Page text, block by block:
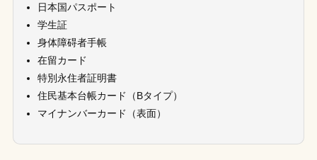
日本国パスポート
学生証
身体障碍者手帳
在留カード
特別永住者証明書
住民基本台帳カード（Bタイプ）
マイナンバーカード（表面）